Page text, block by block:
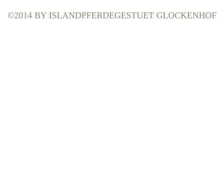
©2014 BY ISLANDPFERDEGESTUET